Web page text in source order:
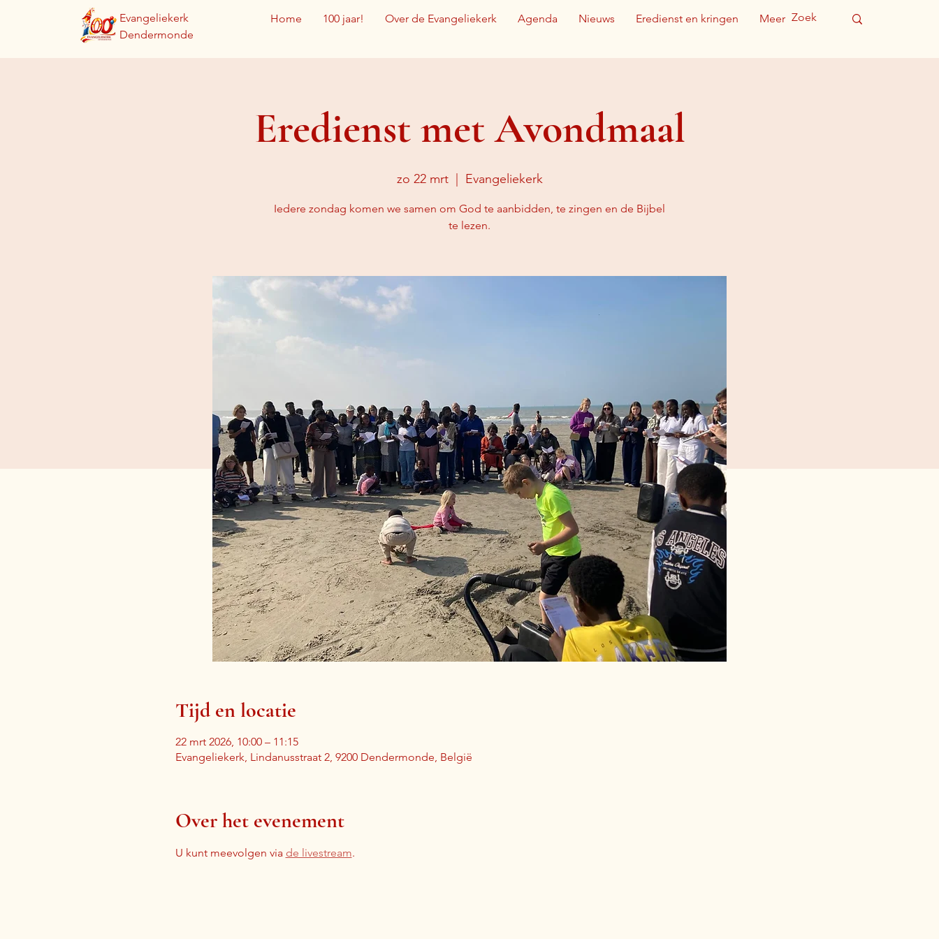
Evangeliekerk
Dendermonde
Home 100 jaar! Over de Evangeliekerk Agenda Nieuws Eredienst en kringen Meer
Eredienst met Avondmaal
zo 22 mrt
  |
Evangeliekerk
Iedere zondag komen we samen om God te aanbidden, te zingen en de Bijbel
te lezen.
Tijd en locatie
22 mrt 2026, 10:00 – 11:15
Evangeliekerk, Lindanusstraat 2, 9200 Dendermonde, België
Over het evenement
U kunt meevolgen via de livestream.